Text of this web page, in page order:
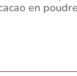
en